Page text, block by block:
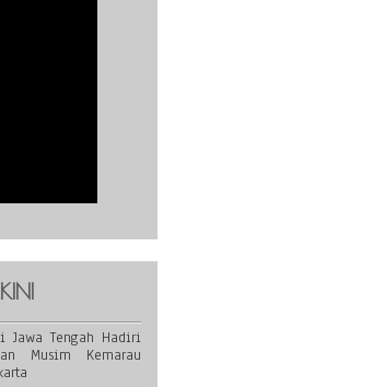
Jawa Tengah Hadiri
Musim Kemarau